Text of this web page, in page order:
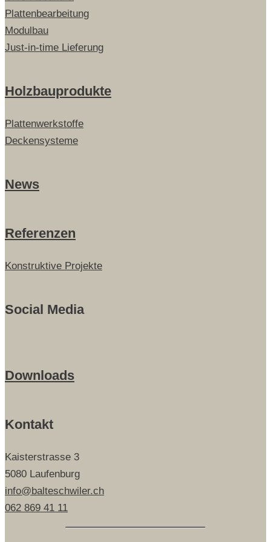
Plattenbearbeitung
Modulbau
Just-in-time Lieferung
Holzbauprodukte
Plattenwerkstoffe
Deckensysteme
News
Referenzen
Konstruktive Projekte
Social Media
Downloads
Kontakt
Kaisterstrasse 3
5080 Laufenburg
info@balteschwiler.ch
062 869 41 11